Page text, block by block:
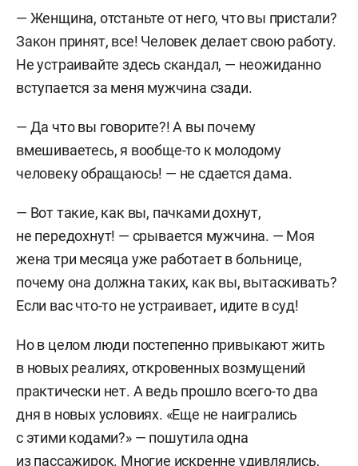
— Женщина, отстаньте от него, что вы пристали?
Закон принят, все! Человек делает свою работу.
Не устраивайте здесь скандал, — неожиданно
вступается за меня мужчина сзади.
— Да что вы говорите?! А вы почему
вмешиваетесь, я вообще-то к молодому
человеку обращаюсь! — не сдается дама.
— Вот такие, как вы, пачками дохнут,
не передохнут! — срывается мужчина. — Моя
жена три месяца уже работает в больнице,
почему она должна таких, как вы, вытаскивать?
Если вас что-то не устраивает, идите в суд!
Но в целом люди постепенно привыкают жить
в новых реалиях, откровенных возмущений
практически нет. А ведь прошло всего-то два
дня в новых условиях. «Еще не наигрались
с этими кодами?» — пошутила одна
из пассажирок. Многие искренне удивлялись,